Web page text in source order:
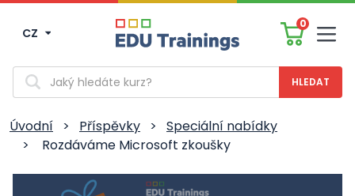
CZ
0
Vyhledávání
Úvodní > Příspěvky >
Speciální nabídky
>
Rozdáváme Microsoft zkoušky